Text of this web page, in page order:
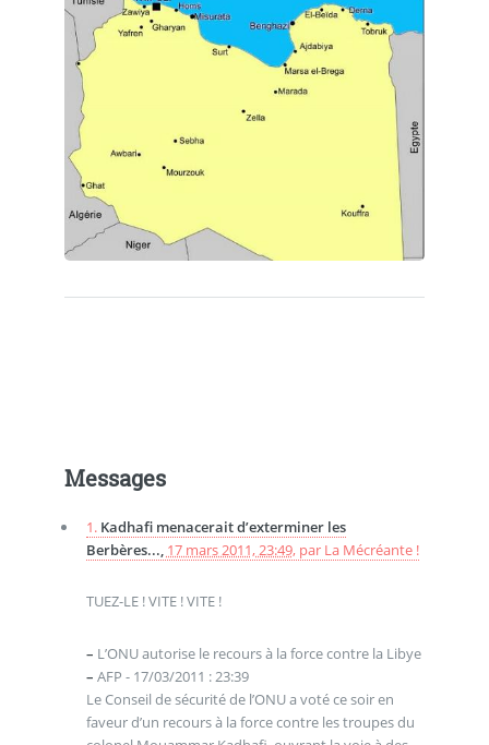
Messages
1. Kadhafi menacerait d’exterminer les
Berbères..., 17 mars 2011, 23:49, par La Mécréante !
TUEZ-LE ! VITE ! VITE !
– L’ONU autorise le recours à la force contre la Libye
– AFP - 17/03/2011 : 23:39
Le Conseil de sécurité de l’ONU a voté ce soir en
faveur d’un recours à la force contre les troupes du